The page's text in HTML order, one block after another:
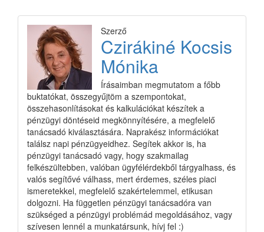
Szerző
Czirákiné Kocsis
Mónika
Írásaimban megmutatom a főbb
buktatókat, összegyűjtöm a szempontokat,
összehasonlításokat és kalkulációkat készítek a
pénzügyi döntéseid megkönnyítésére, a megfelelő
tanácsadó kiválasztására. Naprakész információkat
találsz napi pénzügyeidhez. Segítek akkor is, ha
pénzügyi tanácsadó vagy, hogy szakmailag
felkészültebben, valóban ügyfélérdekből tárgyalhass, és
valós segítővé válhass, mert érdemes, széles piaci
ismeretekkel, megfelelő szakértelemmel, etikusan
dolgozni. Ha független pénzügyi tanácsadóra van
szükséged a pénzügyi problémád megoldásához, vagy
szívesen lennél a munkatársunk, hívj fel :)